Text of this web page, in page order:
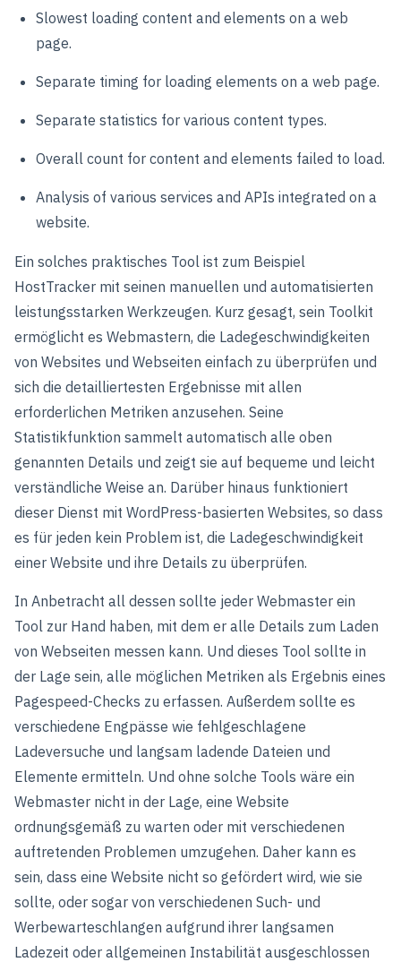
Slowest loading content and elements on a web
page.
Separate timing for loading elements on a web page.
Separate statistics for various content types.
Overall count for content and elements failed to load.
Analysis of various services and APIs integrated on a
website.
Ein solches praktisches Tool ist zum Beispiel
HostTracker mit seinen manuellen und automatisierten
leistungsstarken Werkzeugen. Kurz gesagt, sein Toolkit
ermöglicht es Webmastern, die Ladegeschwindigkeiten
von Websites und Webseiten einfach zu überprüfen und
sich die detailliertesten Ergebnisse mit allen
erforderlichen Metriken anzusehen. Seine
Statistikfunktion sammelt automatisch alle oben
genannten Details und zeigt sie auf bequeme und leicht
verständliche Weise an. Darüber hinaus funktioniert
dieser Dienst mit WordPress-basierten Websites, so dass
es für jeden kein Problem ist, die Ladegeschwindigkeit
einer Website und ihre Details zu überprüfen.
In Anbetracht all dessen sollte jeder Webmaster ein
Tool zur Hand haben, mit dem er alle Details zum Laden
von Webseiten messen kann. Und dieses Tool sollte in
der Lage sein, alle möglichen Metriken als Ergebnis eines
Pagespeed-Checks zu erfassen. Außerdem sollte es
verschiedene Engpässe wie fehlgeschlagene
Ladeversuche und langsam ladende Dateien und
Elemente ermitteln. Und ohne solche Tools wäre ein
Webmaster nicht in der Lage, eine Website
ordnungsgemäß zu warten oder mit verschiedenen
auftretenden Problemen umzugehen. Daher kann es
sein, dass eine Website nicht so gefördert wird, wie sie
sollte, oder sogar von verschiedenen Such- und
Werbewarteschlangen aufgrund ihrer langsamen
Ladezeit oder allgemeinen Instabilität ausgeschlossen